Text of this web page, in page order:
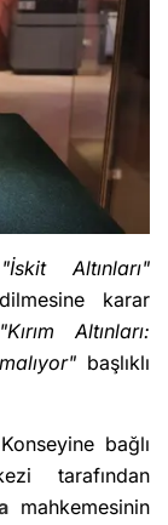
Altınları"
karar
"Kırım Altınları:
başlıklı
bağlı
tarafından
mahkemesinin